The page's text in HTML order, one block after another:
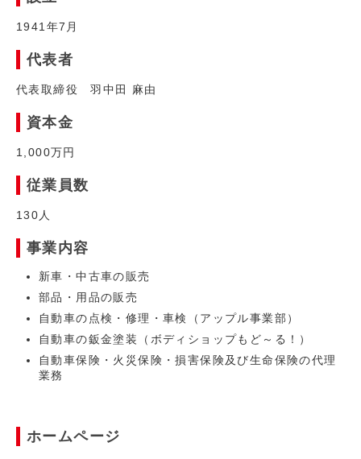
1941年7月
代表者
代表取締役 羽中田 麻由
資本金
1,000万円
従業員数
130人
事業内容
新車・中古車の販売
部品・用品の販売
自動車の点検・修理・車検（アップル事業部）
自動車の鈑金塗装（ボディショップもど～る！）
自動車保険・火災保険・損害保険及び生命保険の代理
業務
ホームページ